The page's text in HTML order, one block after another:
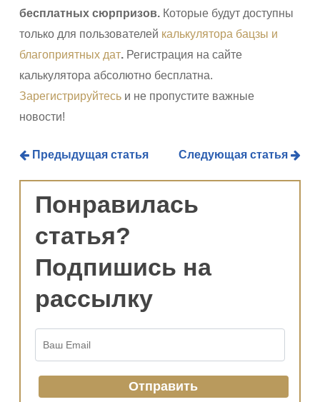
бесплатных сюрпризов. Которые будут доступны
только для пользователей калькулятора бацзы и
благоприятных дат. Регистрация на сайте
калькулятора абсолютно бесплатна.
Зарегистрируйтесьи не пропустите важные
новости!
Предыдущая статья Следующая статья
Понравилась
статья?
Подпишись на
рассылку